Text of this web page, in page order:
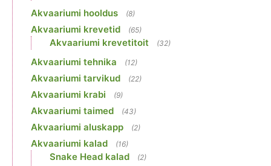
Akvaariumi hooldus (8)
Akvaariumi krevetid (65)
Akvaariumi krevetitoit (32)
Akvaariumi tehnika (12)
Akvaariumi tarvikud (22)
Akvaariumi krabi (9)
Akvaariumi taimed (43)
Akvaariumi aluskapp (2)
Akvaariumi kalad (16)
Snake Head kalad (2)